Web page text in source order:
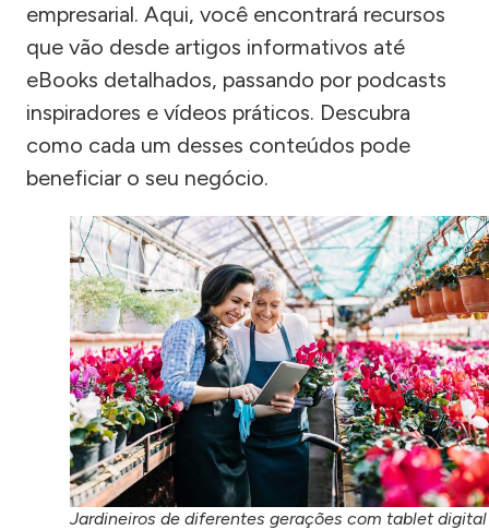
empresarial. Aqui, você encontrará recursos
que vão desde artigos informativos até
eBooks detalhados, passando por podcasts
inspiradores e vídeos práticos. Descubra
como cada um desses conteúdos pode
beneficiar o seu negócio.
Jardineiros de diferentes gerações com tablet digital